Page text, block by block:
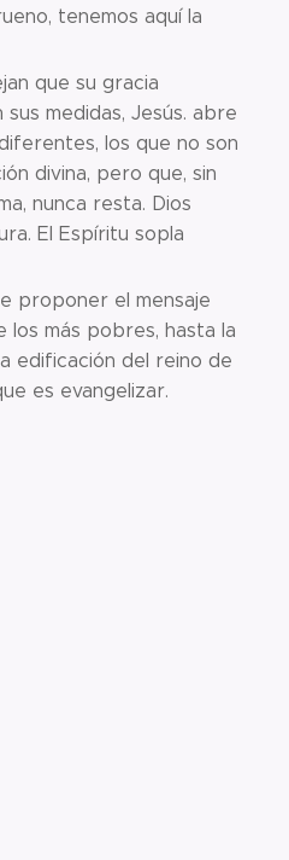
tenemos aquí la
que su gracia
medidas, Jesús. abre
los que no son
divina, pero que, sin
nunca resta. Dios
El Espíritu sopla
proponer el mensaje
los más pobres, hasta la
edificación del reino de
es evangelizar.